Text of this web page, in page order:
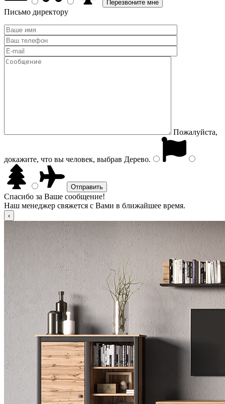
Письмо директору
Пожалуйста,
докажите, что вы человек, выбрав Дерево.
Спасибо за Ваше сообщение!
Наш менеджер свяжется с Вами в ближайшее время.